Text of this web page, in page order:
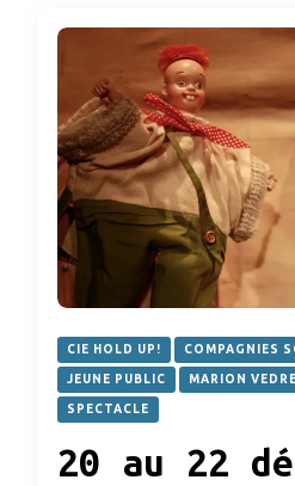
CIE HOLD UP! COMPAGNIES
JEUNE PUBLIC MARION
SPECTACLE
20 au 22